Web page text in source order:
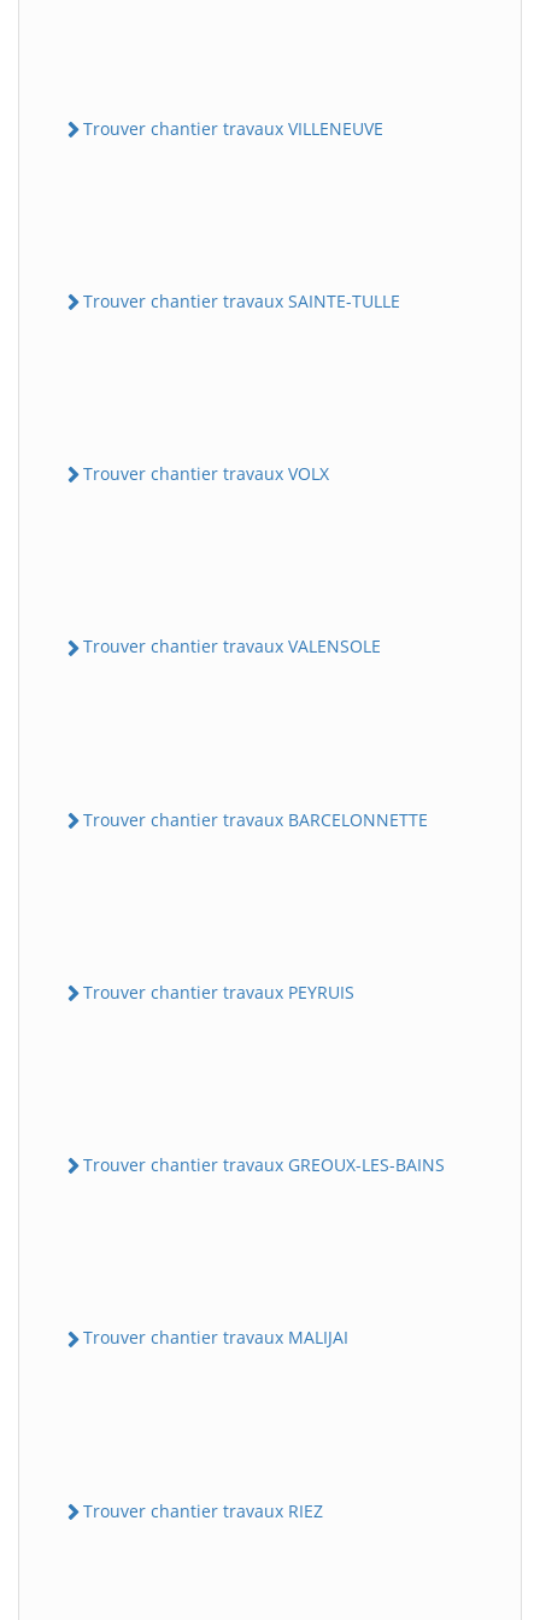
Trouver chantier travaux VILLENEUVE
Trouver chantier travaux SAINTE-TULLE
Trouver chantier travaux VOLX
Trouver chantier travaux VALENSOLE
Trouver chantier travaux BARCELONNETTE
Trouver chantier travaux PEYRUIS
Trouver chantier travaux GREOUX-LES-BAINS
Trouver chantier travaux MALIJAI
Trouver chantier travaux RIEZ